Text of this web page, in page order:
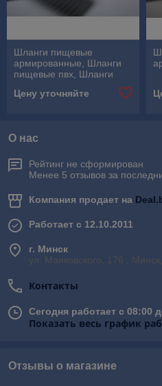
Шланги пищевые
армированные, Шланги
пищевые пвх, Шланги
пищевые купить, Шланги
пищевые высокого
Цену уточняйте
О нас
Рейтинг не сформирован
Менее 5 отзывов за
Компания продает на
Работает с 12.10.2011
г. Минск
ул. Маяковского, 176 ,
Контакты
Сегодня работает с 08:00
Показать весь график
Отзывы о магазине